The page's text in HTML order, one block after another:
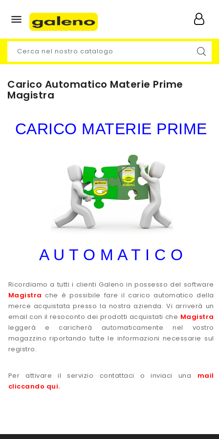

Carico Automatico Materie Prime
Magistra
CARICO MATERIE PRIME
A U T O M A T I C O
Ricordiamo a tutti i clienti Galeno in possesso del software
Magistra che è possibile fare il carico automatico della
merce acquistata presso la nostra azienda. Vi arriverà un
email con il resoconto dei prodotti acquistati che Magistra
leggerà e caricherà automaticamente nel vostro
magazzino riportando tutte le informazioni necessarie sul
registro.
Per attivare il servizio contattaci o inviaci una mail
cliccando qui.